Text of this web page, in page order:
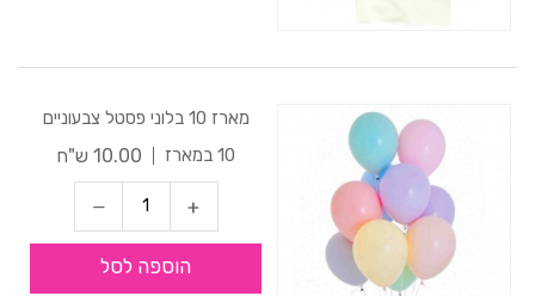
מארז 10 בלוני פסטל צבעוניים
10 במארז
10.00 ש"ח
הוספה לסל